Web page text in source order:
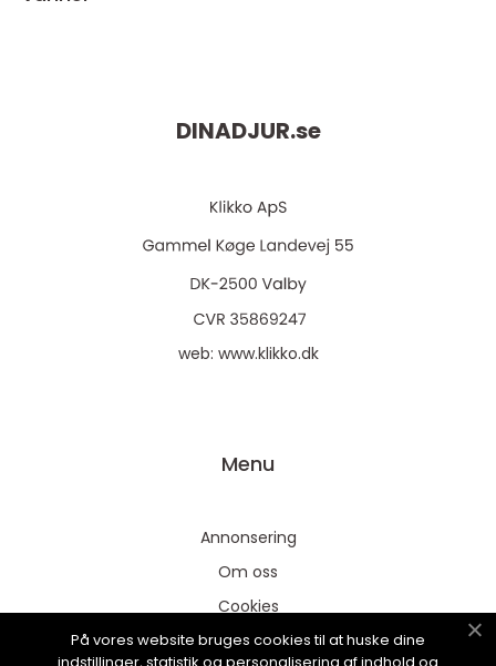
DINADJUR.se
web: www.klikko.dk
Menu
Annonsering
Om oss
Cookies
Kontakta oss
På vores website bruges cookies til at huske dine